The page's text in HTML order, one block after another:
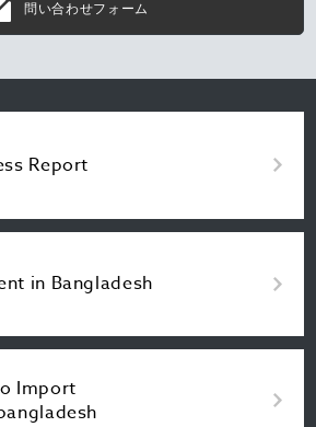
問い合わせフォーム
Report
in Bangladesh
Import